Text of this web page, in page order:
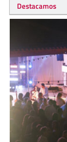
Destacamos